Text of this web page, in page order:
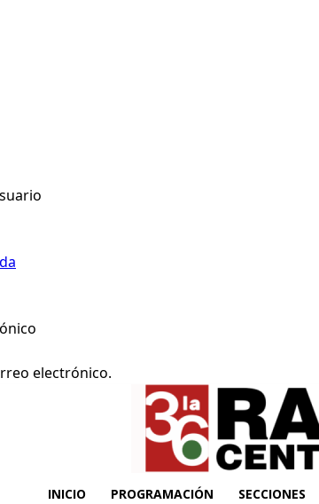
electrónico.
INICIO PROGRAMACIÓN SECCIONES